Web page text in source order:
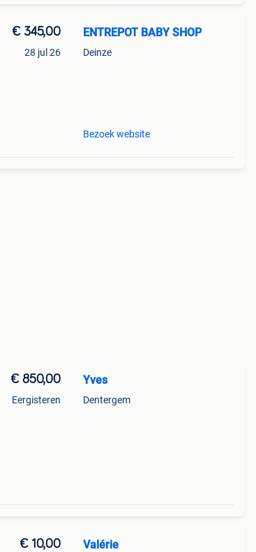
€ 345,00
28 jul 26
ENTREPOT BABY SHOP
Deinze
Bezoek website
€ 850,00
Eergisteren
Yves
Dentergem
€ 10,00 Valérie